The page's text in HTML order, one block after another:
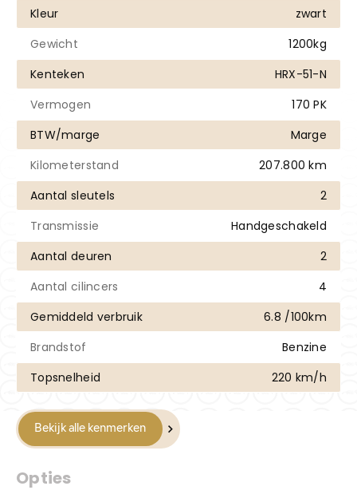
Kleur
zwart
Gewicht
1200kg
Kenteken
HRX-51-N
Vermogen
170 PK
BTW/marge
Marge
Kilometerstand
207.800 km
Aantal sleutels
2
Transmissie
Handgeschakeld
Aantal deuren
2
Aantal cilincers
4
Gemiddeld verbruik
6.8 /100km
Brandstof
Benzine
Topsnelheid
220 km/h
Bekijk alle kenmerken
Opties